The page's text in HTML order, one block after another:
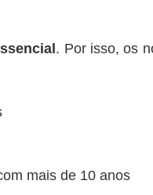
. Por isso, os
mais de 10 anos